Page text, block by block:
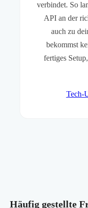
verbindet. So
API an der
auch zu
bekommst
fertiges
Tech-
Häufig gestellte